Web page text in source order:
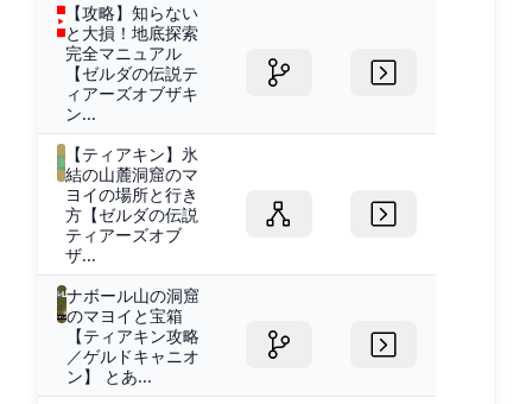
【攻略】知らない
と大損！地底探索
完全マニュアル
【ゼルダの伝説テ
ィアーズオブザキ
ン...
【ティアキン】氷
結の山麓洞窟のマ
ヨイの場所と行き
方【ゼルダの伝説
ティアーズオブ
ザ...
ナボール山の洞窟
のマヨイと宝箱
【ティアキン攻略
／ゲルドキャニオ
ン】 とあ...